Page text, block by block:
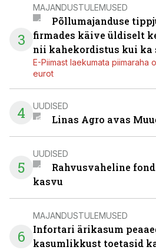
3
MAJANDUSTULEMUSED
Põllumajanduse
firmades käive üldiselt
nii kahekordistus kui ka
E-Piimast laekumata piimaraha
eurot
4 UUDISED
Linas Agro avas
5
UUDISED
Rahvusvaheline
kasvu
6
MAJANDUSTULEMUSED
Infortari ärikasum
kasumlikkust toetasid